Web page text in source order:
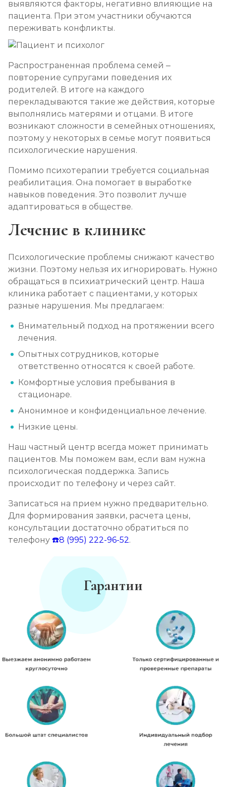
выявляются факторы, негативно влияющие на
пациента. При этом участники обучаются
переживать конфликты.
Распространенная проблема семей –
повторение супругами поведения их
родителей. В итоге на каждого
перекладываются такие же действия, которые
выполнялись матерями и отцами. В итоге
возникают сложности в семейных отношениях,
поэтому у некоторых в семье могут появиться
психологические нарушения.
Помимо психотерапии требуется социальная
реабилитация. Она помогает в выработке
навыков поведения. Это позволит лучше
адаптироваться в обществе.
Лечение в клинике
Психологические проблемы снижают качество
жизни. Поэтому нельзя их игнорировать. Нужно
обращаться в психиатрический центр. Наша
клиника работает с пациентами, у которых
разные нарушения. Мы предлагаем:
Внимательный подход на протяжении всего
лечения.
Опытных сотрудников, которые
ответственно относятся к своей работе.
Комфортные условия пребывания в
стационаре.
Анонимное и конфиденциальное лечение.
Низкие цены.
Наш частный центр всегда может принимать
пациентов. Мы поможем вам, если вам нужна
психологическая поддержка. Запись
происходит по телефону и через сайт.
Записаться на прием нужно предварительно.
Для формирования заявки, расчета цены,
консультации достаточно обратиться по
телефону ☎️8 (995) 222-96-52.
Гарантии